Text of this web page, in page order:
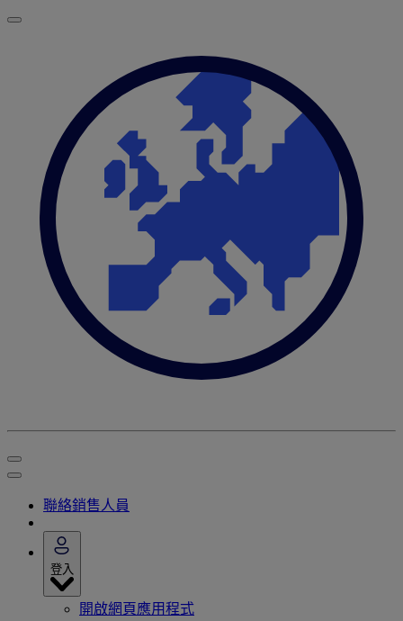
聯絡銷售人員
登入
開啟網頁應用程式